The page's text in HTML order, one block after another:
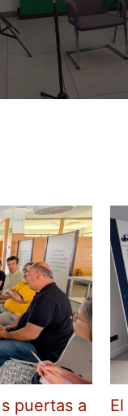
puertas a